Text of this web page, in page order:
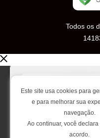
Todos os
Este site usa cookies para
e para melhorar sua
navegação.
Ao continuar, você declara
acordo.